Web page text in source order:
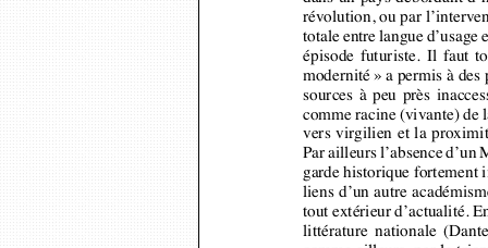
totale entre langue
épisode futuriste. Il faut
modernité » a permis à
sources à peu près
comme racine (vivante)
vers virgilien et la
Par ailleurs l’absence
garde historique fortement
liens d’un autre
tout extérieur d’actualité.
littérature nationale
comme ailleurs, par le
manifester (l’abondance